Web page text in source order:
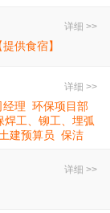
详细 >>
供食宿】
详细 >>
经理 环保项目部
焊工、铆工、埋弧
土建预算员 保洁
详细 >>